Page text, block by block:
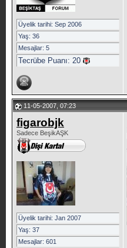
Üyelik tarihi: Sep 2006
Yaş: 36
Mesajlar: 5
Tecrübe Puanı: 20
11-05-2007, 07:23
figarobjk
Sadece BeşikAŞK
Üyelik tarihi: Jan 2007
Yaş: 37
Mesajlar: 601